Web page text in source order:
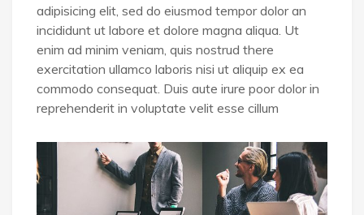
adipisicing elit, sed do eiusmod tempor dolor an
incididunt ut labore et dolore magna aliqua. Ut
enim ad minim veniam, quis nostrud there
exercitation ullamco laboris nisi ut aliquip ex ea
commodo consequat. Duis aute irure poor dolor in
reprehenderit in voluptate velit esse cillum